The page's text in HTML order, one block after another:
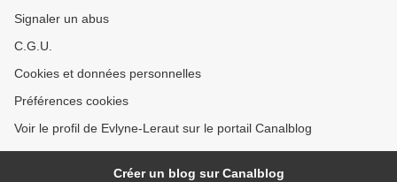
Signaler un abus
C.G.U.
Cookies et données personnelles
Préférences cookies
Voir le profil de Evlyne-Leraut sur le portail Canalblog
Créer un blog sur Canalblog